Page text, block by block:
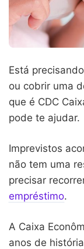
Está
ou cobrir uma
que é CDC
pode te ajudar.
Imprevistos
não tem uma
precisar
empréstimo.
A Caixa
anos de